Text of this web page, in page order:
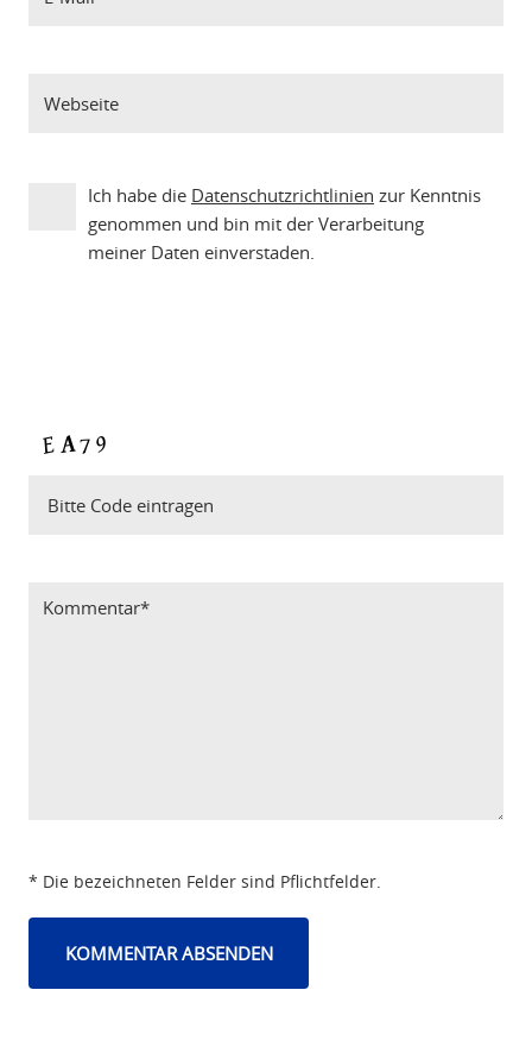
Ich habe die Datenschutzrichtlinien zur Kenntnis
genommen und bin mit der Verarbeitung
meiner Daten einverstaden.
* Die bezeichneten Felder sind Pflichtfelder.